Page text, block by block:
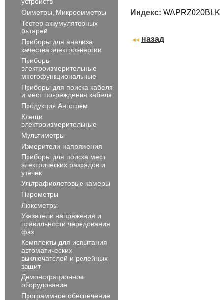
Омметры, Микроомметры
Тестер аккумуляторных
батарей
Приборы для анализа
качества электроэнергии
Приборы
электроизмерительные
многофункциональные
Приборы для поиска кабеля
и мест повреждения кабеля
Продукция Ангстрем
Клещи
электроизмерительные
Мультиметры
Измерители напряжения
Приборы для поиска мест
электрических разрядов и
утечек
Ультрафиолетовые камеры
Пирометры
Люксметры
Указатели напряжения и
правильности чередования
фаз
Комплекты для испытания
автоматических
выключателей и релейных
защит
Демонстрационное
оборудование
Программное обеспечение
Индекс:
назад